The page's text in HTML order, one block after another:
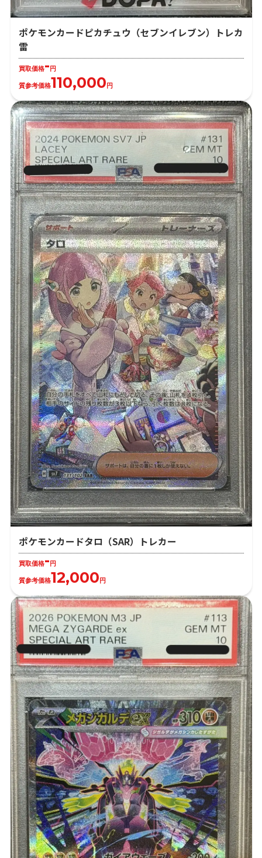
ポケモンカードピカチュウ（セブンイレブン）トレカ
雷
買取価格-円
質参考価格110,000円
ポケモンカードタロ（SAR）トレカー
買取価格-円
質参考価格12,000円